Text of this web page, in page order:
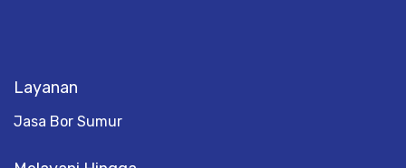
Layanan
Jasa Bor Sumur